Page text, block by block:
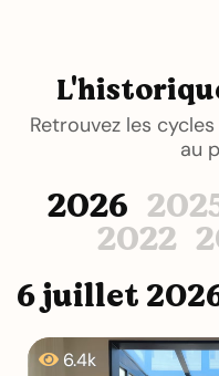
Retrouvez les
au
2026
2022
6 juillet
6.4k